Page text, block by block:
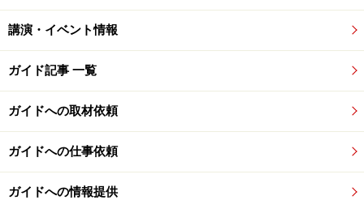
講演・イベント情報
ガイド記事 一覧
ガイドへの取材依頼
ガイドへの仕事依頼
ガイドへの情報提供